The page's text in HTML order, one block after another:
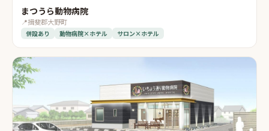
まつうら動物病院
📍揖斐郡大野町
併設あり 動物病院×ホテル サロン×ホテル